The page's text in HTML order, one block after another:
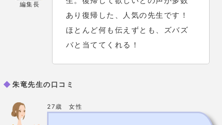
編集長
あり復帰した、人気の先生です！
ほとんど何も伝えずとも、ズバズ
バと当ててくれる！
朱竜先生の口コミ
27歳 女性